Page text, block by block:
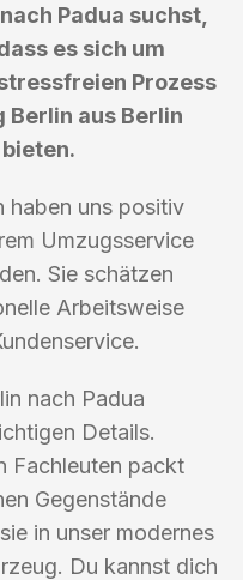
Padua suchst,
es sich um
Prozess
Berlin aus Berlin
haben uns positiv
Umzugsservice
Sie schätzen
Arbeitsweise
nach Padua
Details.
Fachleuten packt
Gegenstände
in unser modernes
Du kannst dich